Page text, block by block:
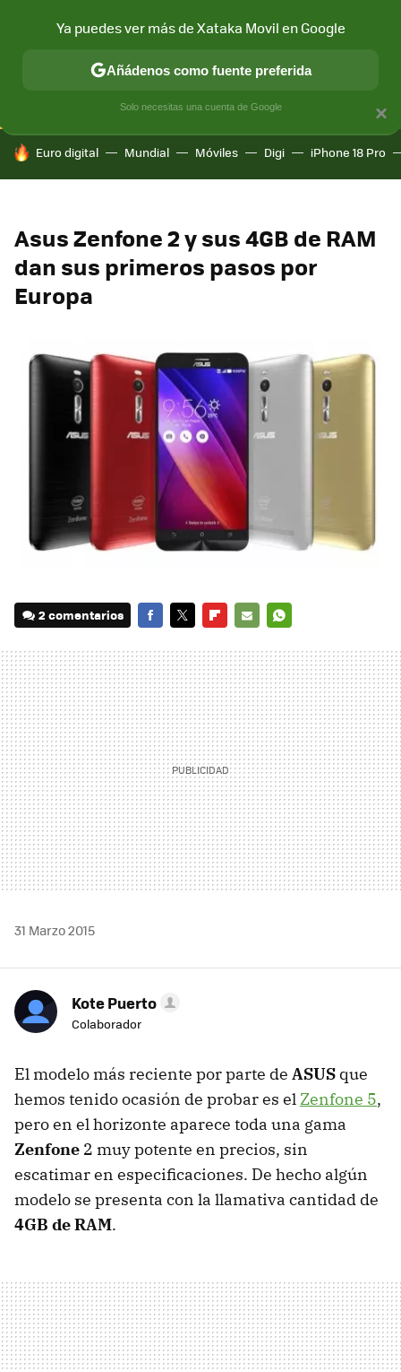
CONECTIVIDAD MÓVIL Y SOCIEDAD APLICACIONES
HOY SE HABLA DE
Euro digital Mundial Móviles Digi iPhone 18 Pro
Asus Zenfone 2 y sus 4GB de RAM
dan sus primeros pasos por
Europa
2 comentarios
MAIL
31 Marzo 2015
Kote Puerto
Colaborador
El modelo más reciente por parte de ASUS que
hemos tenido ocasión de probar es el Zenfone 5,
pero en el horizonte aparece toda una gama
Zenfone 2 muy potente en precios, sin
escatimar en especificaciones. De hecho algún
modelo se presenta con la llamativa cantidad de
4GB de RAM.
×
Ya puedes ver más de Xataka Movil en Google
Añádenos como fuente preferida
Solo necesitas una cuenta de Google